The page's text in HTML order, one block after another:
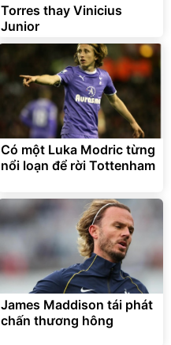
Lót ghế ôtô, nâng lưng
chống nóng giúp thoải mái
trong di chuyển
295.000 đ
Đã bán nhiều
Torres thay Vinicius
Junior
Có một Luka Modric từng
nổi loạn để rời Tottenham
James Maddison tái phát
chấn thương hông